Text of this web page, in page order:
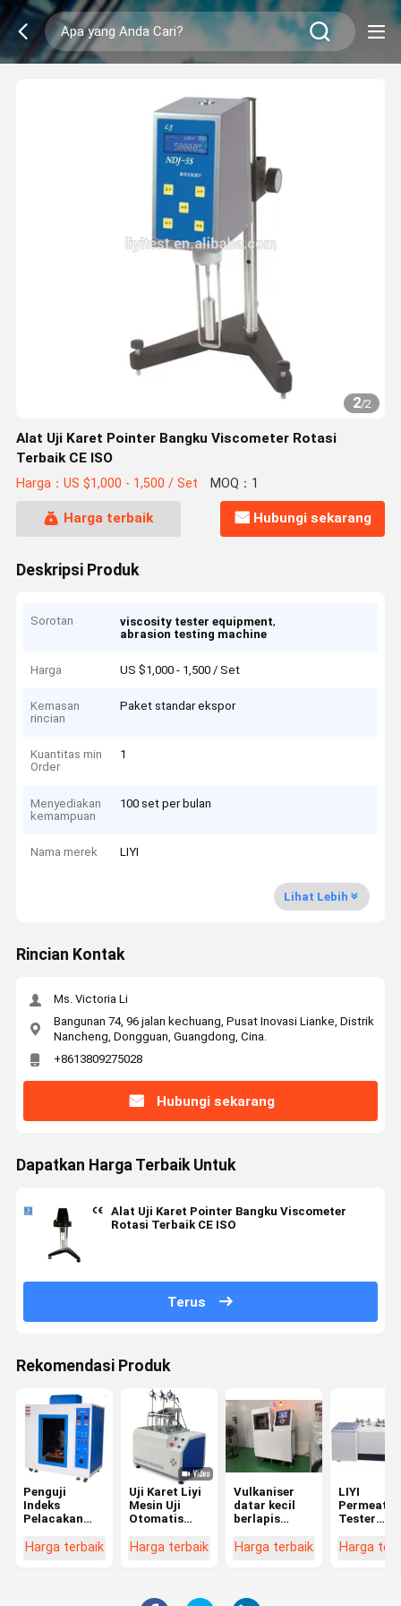
2/2
Alat Uji Karet Pointer Bangku Viscometer Rotasi
Terbaik CE ISO
Harga：US $1,000 - 1,500 / Set MOQ：1
Harga terbaik Hubungi sekarang
Deskripsi Produk
Sorotan viscosity tester equipment,
abrasion testing machine
Harga US $1,000 - 1,500 / Set
Kemasan
rincian
Paket standar ekspor
Kuantitas min
Order
1
Menyediakan
kemampuan
100 set per bulan
Nama merek LIYI
Lihat Lebih
Rincian Kontak
Ms. Victoria Li
Bangunan 74, 96 jalan kechuang, Pusat Inovasi Lianke, Distrik
Nancheng, Dongguan, Guangdong, Cina.
+8613809275028
Hubungi sekarang
Dapatkan Harga Terbaik Untuk
Alat Uji Karet Pointer Bangku Viscometer
Rotasi Terbaik CE ISO
Terus
Rekomendasi Produk
Penguji
Indeks
Pelacakan
Kebocoran
Harga terbaik
Uji Karet Liyi
Mesin Uji
Otomatis
Harga terbaik
Vulkaniser
datar kecil
berlapis
Karet
Harga terbaik
LIYI
Tester
Harga